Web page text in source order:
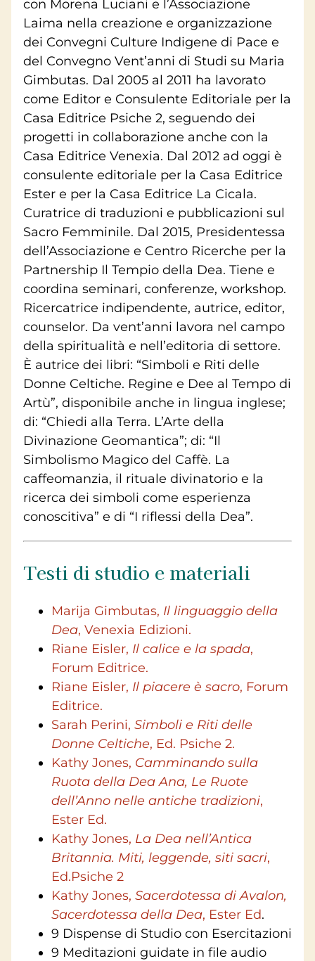
con Morena Luciani e l’Associazione
Laima nella creazione e organizzazione
dei Convegni Culture Indigene di Pace e
del Convegno Vent’anni di Studi su Maria
Gimbutas. Dal 2005 al 2011 ha lavorato
come Editor e Consulente Editoriale per la
Casa Editrice Psiche 2, seguendo dei
progetti in collaborazione anche con la
Casa Editrice Venexia. Dal 2012 ad oggi è
consulente editoriale per la Casa Editrice
Ester e per la Casa Editrice La Cicala.
Curatrice di traduzioni e pubblicazioni sul
Sacro Femminile. Dal 2015, Presidentessa
dell’Associazione e Centro Ricerche per la
Partnership Il Tempio della Dea. Tiene e
coordina seminari, conferenze, workshop.
Ricercatrice indipendente, autrice, editor,
counselor. Da vent’anni lavora nel campo
della spiritualità e nell’editoria di settore.
È autrice dei libri: “Simboli e Riti delle
Donne Celtiche. Regine e Dee al Tempo di
Artù”, disponibile anche in lingua inglese;
di: “Chiedi alla Terra. L’Arte della
Divinazione Geomantica”; di: “Il
Simbolismo Magico del Caffè. La
caffeomanzia, il rituale divinatorio e la
ricerca dei simboli come esperienza
conoscitiva” e di “I riflessi della Dea”.
Testi di studio e materiali
Marija Gimbutas, Il linguaggio della
Dea, Venexia Edizioni.
Riane Eisler, Il calice e la spada,
Forum Editrice.
Riane Eisler, Il piacere è sacro, Forum
Editrice.
Sarah Perini, Simboli e Riti delle
Donne Celtiche, Ed. Psiche 2.
Kathy Jones, Camminando sulla
Ruota della Dea Ana, Le Ruote
dell’Anno nelle antiche tradizioni,
Ester Ed.
Kathy Jones, La Dea nell’Antica
Britannia. Miti, leggende, siti sacri,
Ed.Psiche 2
Kathy Jones, Sacerdotessa di Avalon,
Sacerdotessa della Dea, Ester Ed.
9 Dispense di Studio con Esercitazioni
9 Meditazioni guidate in file audio